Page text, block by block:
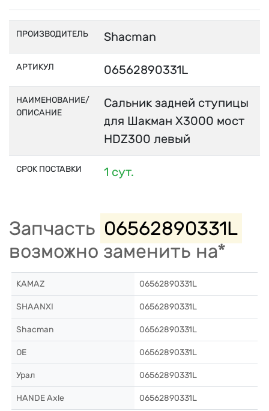
ПРОИЗВОДИТЕЛЬ Shacman
АРТИКУЛ 06562890331L
НАИМЕНОВАНИЕ/
ОПИСАНИЕ
Сальник задней ступицы
для Шакман Х3000 мост
HDZ300 левый
СРОК ПОСТАВКИ 1 сут.
Запчасть 06562890331L
возможно заменить на*
KAMAZ 06562890331L
SHAANXI 06562890331L
Shacman 06562890331L
OE 06562890331L
Урал 06562890331L
HANDE Axle 06562890331L